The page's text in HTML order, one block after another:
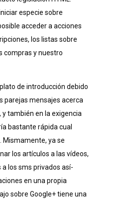
especie sobre
acceder a acciones
los listas sobre
compras y nuestro
de introducción debido
parejas mensajes acerca
y también en la exigencia
bastante rápida cual
Mismamente, ya se
los artículos a las vídeos,
a los sms privados así­
en una propia
sobre Google+ tiene una